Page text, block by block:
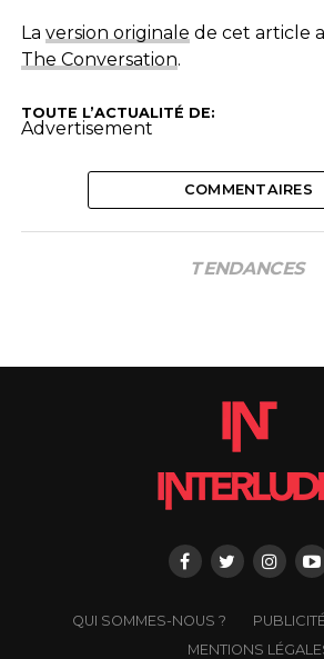
La version originale de cet article
The Conversation.
TOUTE L’ACTUALITÉ DE:
Advertisement
COMMENTAIRES
TENDANCES
QUI SOMMES-NOUS ? PUBLICITÉ
MENTIONS